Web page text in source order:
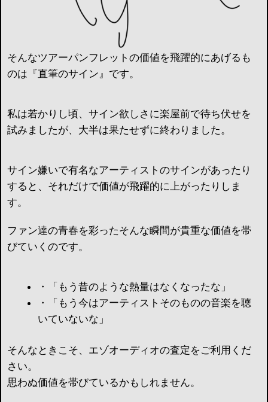
そんなツアーパンフレットの価値を飛躍的にあげるも
のは『直筆のサイン』です。
私は若かりし頃、サイン欲しさに楽屋前で待ち伏せを
試みましたが、大半は果たせずに終わりました。
サイン嫌いで有名なアーティストのサインがあったり
すると、それだけで価値が飛躍的に上がったりしま
す。
ファン達の青春を彩ったそんな瞬間が貴重な価値を帯
びていくのです。
・「もう昔のような熱量はなくなったな」
・「もう今はアーティストそのものの音楽を聴
いていないな」
そんなときこそ、エゾオーディオの査定をご利用くだ
さい。
思わぬ価値を帯びているかもしれません。